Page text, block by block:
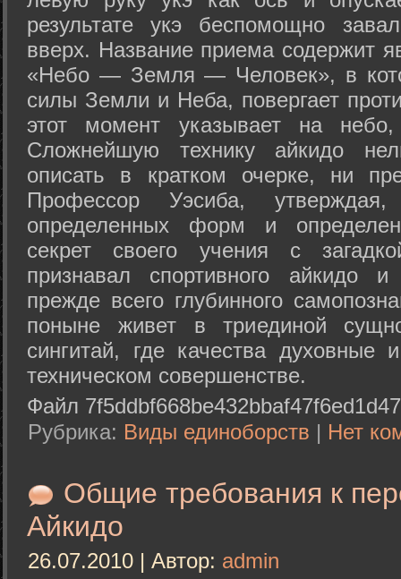
результате укэ беспомощно
вверх. Название приема содержит
«Небо — Земля — Человек», в
силы Земли и Неба, повергает
этот момент указывает на
Сложнейшую технику айкидо
описать в кратком очерке, ни
Профессор Уэсиба,
определенных форм и
секрет своего учения с
признавал спортивного айкидо
прежде всего глубинного
поныне живет в триединой
сингитай, где качества духовные
техническом совершенстве.
Файл
Рубрика: Виды единоборств | Нет
Общие требования к
Айкидо
26.07.2010 | Автор: admin